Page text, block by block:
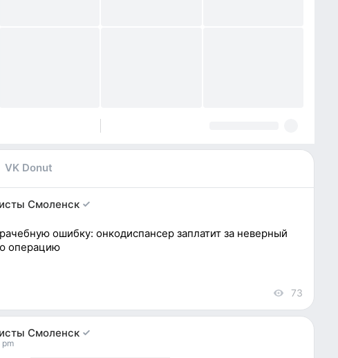
VK Donut
Смоленск
ошибку: онкодиспансер заплатит за неверный
операцию
73
Смоленск
pm